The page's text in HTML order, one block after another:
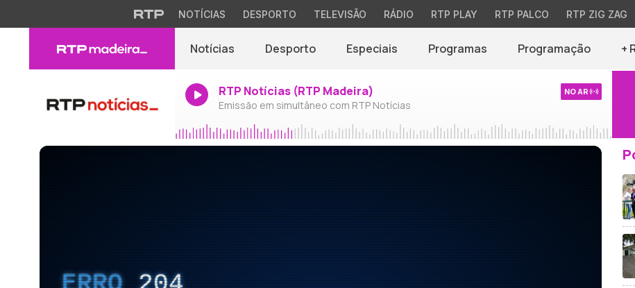
NOTÍCIAS DESPORTO TELEVISÃO RÁDIO RTP PLAY RTP PALCO RTP ZIG ZAG
Notícias Desporto Especiais Programas Programação +
RTP Notícias (RTP Madeira)
Emissão em simultâneo com RTP Notícias
NO AR